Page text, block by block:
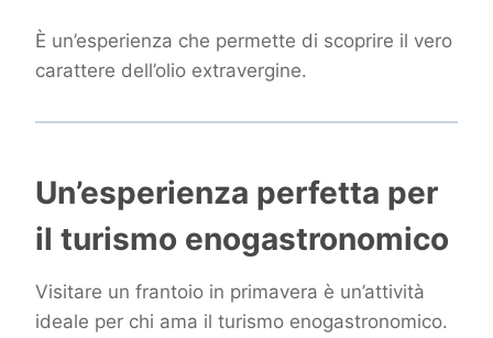
È un’esperienza che permette di scoprire il vero
carattere dell’olio extravergine.
Un’esperienza perfetta per
il turismo enogastronomico
Visitare un frantoio in primavera è un’attività
ideale per chi ama il turismo enogastronomico.